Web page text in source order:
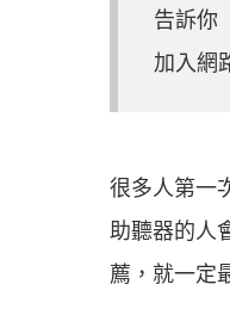
告訴你
加入網
很多人第一
助聽器的人
薦，就一定